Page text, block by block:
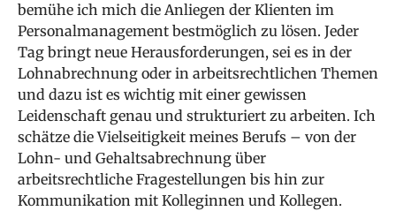
bemühe ich mich die Anliegen der Klienten im
Personalmanagement bestmöglich zu lösen. Jeder
Tag bringt neue Herausforderungen, sei es in der
Lohnabrechnung oder in arbeitsrechtlichen Themen
und dazu ist es wichtig mit einer gewissen
Leidenschaft genau und strukturiert zu arbeiten. Ich
schätze die Vielseitigkeit meines Berufs – von der
Lohn- und Gehaltsabrechnung über
arbeitsrechtliche Fragestellungen bis hin zur
Kommunikation mit Kolleginnen und Kollegen.